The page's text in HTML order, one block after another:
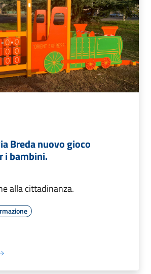
Breda nuovo gioco
i bambini.
alla cittadinanza.